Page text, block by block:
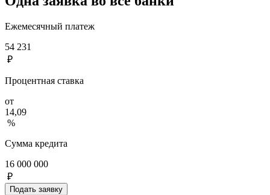
Ежемесячный платеж
54 231
₽
Процентная ставка
от
14,09
%
Сумма кредита
16 000 000
₽
Подать заявку